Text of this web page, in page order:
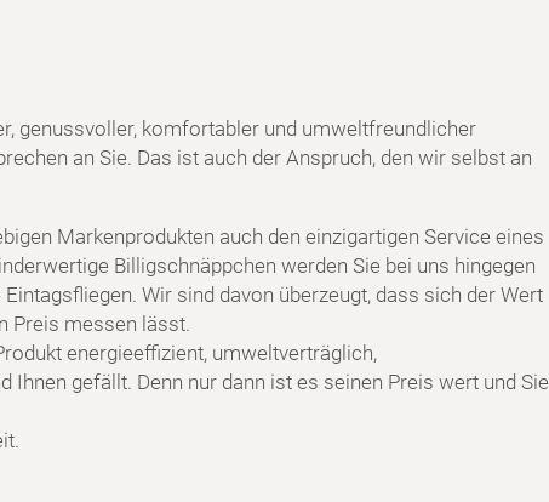
genussvoller, komfortabler und umweltfreundlicher
an Sie. Das ist auch der Anspruch, den wir selbst an
Markenprodukten auch den einzigartigen Service eines
Billigschnäppchen werden Sie bei uns hingegen
Wir sind davon überzeugt, dass sich der Wert
Preis messen lässt.
energieeffizient, umweltverträglich,
Ihnen gefällt. Denn nur dann ist es seinen Preis wert und Sie